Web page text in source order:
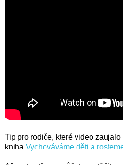
Tip pro rodiče, které video
kniha Vychováváme děti a